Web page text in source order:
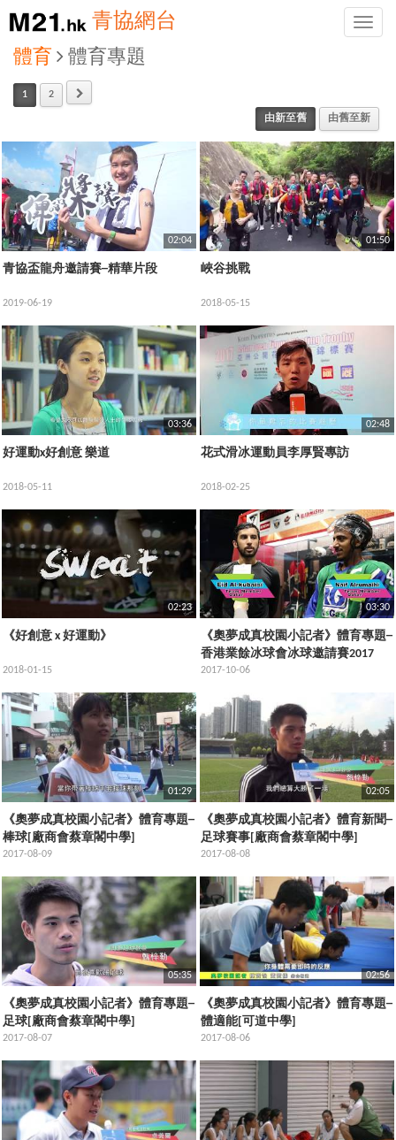
Toggle
青協網台
體育 體育專題
1 2
由新至舊 由舊至新
02:04
青協盃龍舟邀請賽─精華片段
2019-06-19
01:50
峽谷挑戰
2018-05-15
03:36
好運動x好創意 樂道
2018-05-11
02:48
花式滑冰運動員李厚賢專訪
2018-02-25
02:23
《好創意 x 好運動》
2018-01-15
03:30
《奧夢成真校園小記者》體育專題─
香港業餘冰球會冰球邀請賽2017
2017-10-06
01:29
《奧夢成真校園小記者》體育專題─
棒球[廠商會蔡章閣中學]
2017-08-09
02:05
《奧夢成真校園小記者》體育新聞─
足球賽事[廠商會蔡章閣中學]
2017-08-08
05:35
《奧夢成真校園小記者》體育專題─
足球[廠商會蔡章閣中學]
2017-08-07
02:56
《奧夢成真校園小記者》體育專題─
體適能[可道中學]
2017-08-06